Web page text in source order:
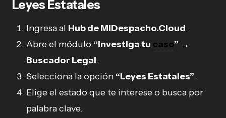
Leyes Estatales
Ingresa al Hub de MiDespacho.Cloud.
Abre el módulo “Investiga tu caso” →
Buscador Legal.
Selecciona la opción “Leyes Estatales”.
Elige el estado que te interese o busca por
palabra clave.